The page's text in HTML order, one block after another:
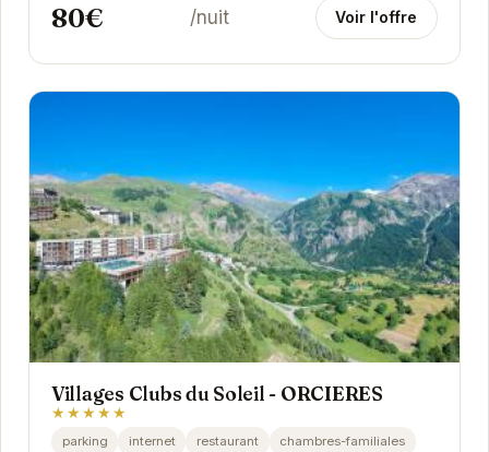
80€ /nuit Voir l'offre
Villages Clubs du Soleil - ORCIERES
★★★★★
parking internet restaurant
chambres-familiales